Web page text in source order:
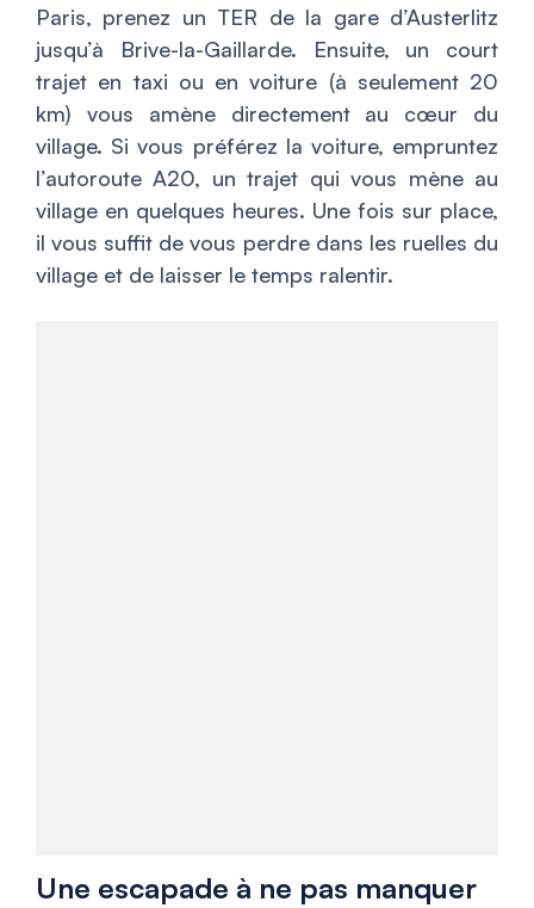
Paris, prenez un TER de la gare d’Austerlitz
jusqu’à Brive-la-Gaillarde. Ensuite, un court
trajet en taxi ou en voiture (à seulement 20
km) vous amène directement au cœur du
village. Si vous préférez la voiture, empruntez
l’autoroute A20, un trajet qui vous mène au
village en quelques heures. Une fois sur place,
il vous suffit de vous perdre dans les ruelles du
village et de laisser le temps ralentir.
Une escapade à ne pas manquer